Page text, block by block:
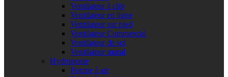
Ventilateur à clip
Ventilateur en ligne
Ventilateur sur pied
Ventilateur Commercial
Ventilateur de sol
Ventilateur mural
Hydroponie
Pompe à air